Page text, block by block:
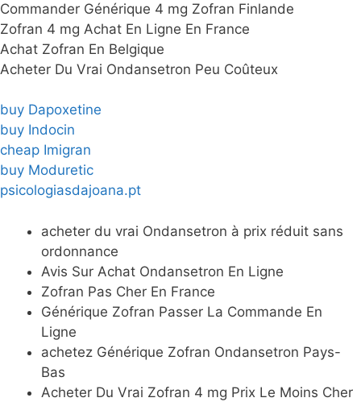
Commander Générique 4 mg Zofran Finlande
Zofran 4 mg Achat En Ligne En France
Achat Zofran En Belgique
Acheter Du Vrai Ondansetron Peu Coûteux
buy Dapoxetine
buy Indocin
cheap Imigran
buy Moduretic
psicologiasdajoana.pt
acheter du vrai Ondansetron à prix réduit sans
ordonnance
Avis Sur Achat Ondansetron En Ligne
Zofran Pas Cher En France
Générique Zofran Passer La Commande En
Ligne
achetez Générique Zofran Ondansetron Pays-
Bas
Acheter Du Vrai Zofran 4 mg Prix Le Moins Cher